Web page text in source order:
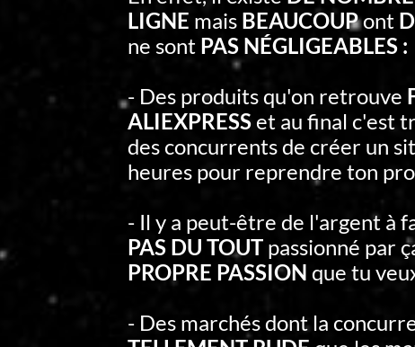
LIGNE mais BEAUCOUPont
ne sont PAS NÉGLIGEABLES :
- Des produits qu'on retrouve
ALIEXPRESS et au final c'est
des concurrents de créer un
heures pour reprendre ton
- Il y a peut-être de l'argent à
PAS DU TOUT passionné par
PROPRE PASSION que tu
- Des marchés dont la